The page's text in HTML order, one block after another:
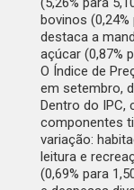
bovinos
destaca a
açúcar (0,87%
O Índice de
em setembro,
Dentro do
componentes
variação:
leitura e
(0,69% para